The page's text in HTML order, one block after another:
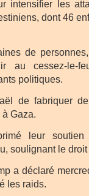
intensifier les
dont 46
de
au cessez-le-
politiques.
de fabriquer de
Gaza.
leur
soulignant le droit
a déclaré
les raids.